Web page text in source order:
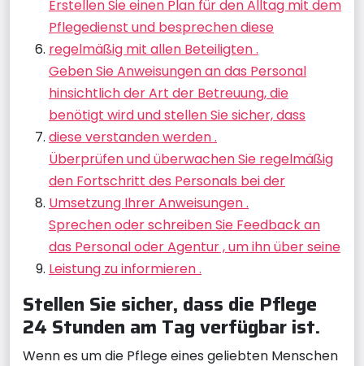
Erstellen Sie einen Plan für den Alltag mit dem
Pflegedienst und besprechen diese
regelmäßig mit allen Beteiligten .
Geben Sie Anweisungen an das Personal
hinsichtlich der Art der Betreuung, die
benötigt wird und stellen Sie sicher, dass
diese verstanden werden .
Überprüfen und überwachen Sie regelmäßig
den Fortschritt des Personals bei der
Umsetzung Ihrer Anweisungen .
Sprechen oder schreiben Sie Feedback an
das Personal oder Agentur , um ihn über seine
Leistung zu informieren .
Stellen Sie sicher, dass die Pflege
24 Stunden am Tag verfügbar ist.
Wenn es um die Pflege eines geliebten Menschen